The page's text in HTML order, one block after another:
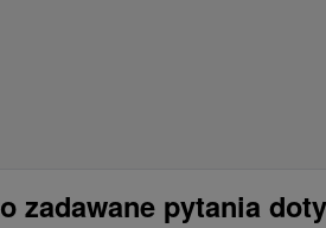
zadawane pytania